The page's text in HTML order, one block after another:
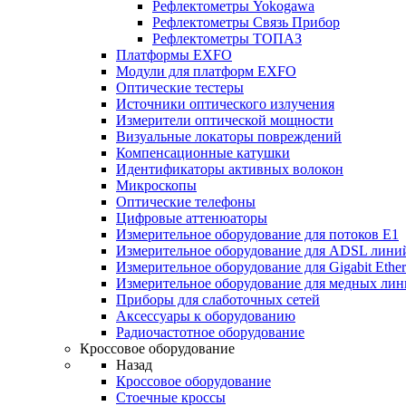
Рефлектометры Yokogawa
Рефлектометры Связь Прибор
Рефлектометры ТОПАЗ
Платформы EXFO
Модули для платформ EXFO
Оптические тестеры
Источники оптического излучения
Измерители оптической мощности
Визуальные локаторы повреждений
Компенсационные катушки
Идентификаторы активных волокон
Микроскопы
Оптические телефоны
Цифровые аттенюаторы
Измерительное оборудование для потоков Е1
Измерительное оборудование для ADSL
Измерительное оборудование для Gigabit
Измерительное оборудование для медных
Приборы для слаботочных сетей
Аксессуары к оборудованию
Радиочастотное оборудование
Кроссовое оборудование
Назад
Кроссовое оборудование
Стоечные кроссы